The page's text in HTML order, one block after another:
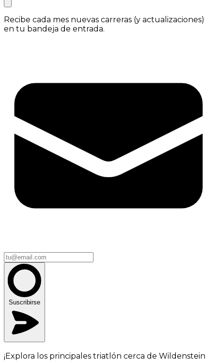
Recibe cada mes nuevas carreras (y actualizaciones)
en tu bandeja de entrada.
Suscribirse
¡Explora los principales triatlón cerca de Wildenstein